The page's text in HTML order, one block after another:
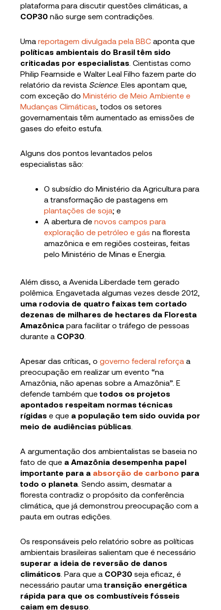
plataforma para discutir questões climáticas, a
COP30não surge sem contradições.
Umareportagem divulgada pela BBC aponta que
políticas ambientais do Brasil têm sido
criticadas por especialistas . Cientistas como
Philip Fearnside e Walter Leal Filho fazem parte do
relatório da revista Science. Eles apontam que,
com exceção doMinistério de Meio Ambiente e
Mudanças Climáticas , todos os setores
governamentais têm aumentado as emissões de
gases do efeito estufa.
Alguns dos pontos levantados pelos
especialistas são:
O subsídio do Ministério da Agricultura para
a transformação de pastagens em
plantações de soja; e
A abertura denovos campos para
exploração de petróleo e gás na floresta
amazônica e em regiões costeiras, feitas
pelo Ministério de Minas e Energia.
Além disso, a Avenida Liberdade tem gerado
polêmica. Engavetada algumas vezes desde 2012,
uma rodovia de quatro faixas tem cortado
dezenas de milhares de hectares da Floresta
Amazônica para facilitar o tráfego de pessoas
durante a COP30
Apesar das críticas, ogoverno federal reforça a
preocupação em realizar um evento “na
Amazônia, não apenas sobre a Amazônia”. E
defende também quetodos os projetos
apontados respeitam normas técnicas
rígidas e que a população tem sido ouvida por
meio de audiências públicas
A argumentação dos ambientalistas se baseia no
fato de que a Amazônia desempenha papel
importante para a absorção de carbono para
todo o planeta . Sendo assim, desmatar a
floresta contradiz o propósito da conferência
climática, que já demonstrou preocupação com a
pauta em outras edições.
Os responsáveis pelo relatório sobre as políticas
ambientais brasileiras salientam que é necessário
superar a ideia de reversão de danos
climáticos . Para que a COP30seja eficaz, é
necessário pautar umatransição energética
rápida para que os combustíveis fósseis
caiam em desuso